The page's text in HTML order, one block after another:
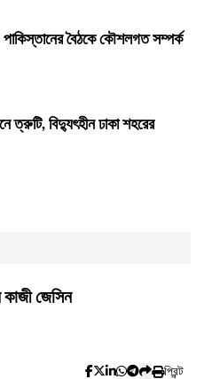
পাকিস্তানের বৈঠকে কৌশলগত সম্পর্ক
ত্রুটি, বিদ্যুৎহীন ঢাকা শহরের
কাজী জেসিন
প্রিন্ট